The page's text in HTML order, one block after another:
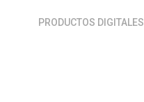
PRODUCTOS DIGITALES